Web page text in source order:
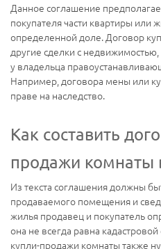
Данное соглашение
покупателя части квартиры или
определенной доле. Договор
другие сделки с
у владельца
Например, договора мены или
праве на наследство.
Как составить
продажи комнаты
Из текста соглашения должны
продаваемого помещения и
жилья продавец и покупатель
она не всегда равна
купли-продажи комнаты также